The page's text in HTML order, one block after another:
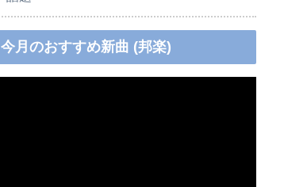
今月のおすすめ新曲 (邦楽)